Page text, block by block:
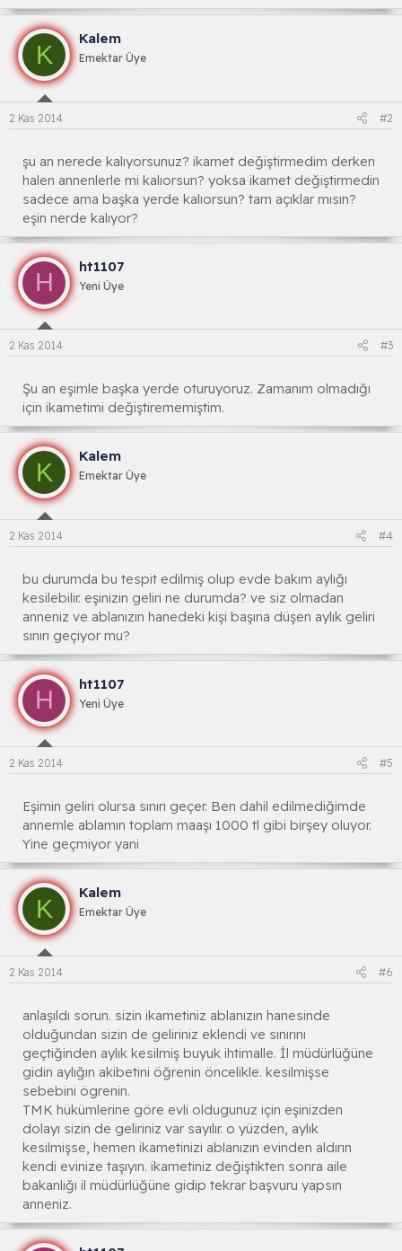
K
Kalem
Emektar Üye
2 Kas 2014 #2
şu an nerede kalıyorsunuz? ikamet değiştirmedim derken
halen annenlerle mi kalıorsun? yoksa ikamet değiştirmedin
sadece ama başka yerde kalıorsun? tam açıklar mısın?
eşin nerde kalıyor?
H
ht1107
Yeni Üye
2 Kas 2014 #3
Şu an eşimle başka yerde oturuyoruz. Zamanım olmadığı
için ikametimi değiştirememiştim.
K
Kalem
Emektar Üye
2 Kas 2014 #4
bu durumda bu tespit edilmiş olup evde bakım aylığı
kesilebilir. eşinizin geliri ne durumda? ve siz olmadan
anneniz ve ablanızın hanedeki kişi başına düşen aylık geliri
sınırı geçiyor mu?
H
ht1107
Yeni Üye
2 Kas 2014 #5
Eşimin geliri olursa sınırı geçer. Ben dahil edilmediğimde
annemle ablamın toplam maaşı 1000 tl gibi birşey oluyor.
Yine geçmiyor yani
K
Kalem
Emektar Üye
2 Kas 2014 #6
anlaşıldı sorun. sizin ikametiniz ablanızın hanesinde
olduğundan sizin de geliriniz eklendi ve sınırını
geçtiğinden aylık kesilmiş buyuk ihtimalle. İl müdürlüğüne
gidin aylığın akibetini öğrenin öncelikle. kesilmişse
sebebini ögrenin.
TMK hükümlerine göre evli oldugunuz için eşinizden
dolayı sizin de geliriniz var sayılır. o yüzden, aylık
kesilmişse, hemen ikametinizi ablanızın evinden aldırın
kendi evinize taşıyın. ikametiniz değiştikten sonra aile
bakanlığı il müdürlüğüne gidip tekrar başvuru yapsın
anneniz.